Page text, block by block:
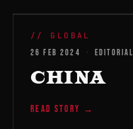
WMB 2026
// GLOBAL
26 FEB 2024 · EDITORIAL
CHINA
READ STORY →